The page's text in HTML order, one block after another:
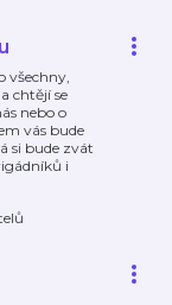
všechny,
chtějí se
nebo o
vás bude
si bude zvát
i